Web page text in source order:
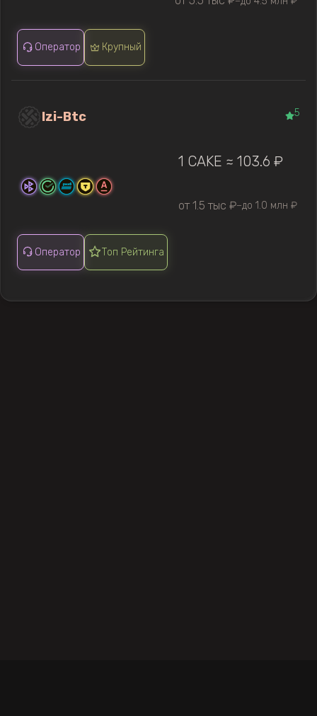
Оператор Крупный
Izi-Btc 5
1 CAKE ≈ 103.6 ₽
от 1.5 тыс ₽—до 1.0 млн ₽
Оператор Топ Рейтинга